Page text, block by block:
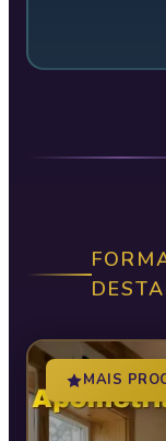
MAIS